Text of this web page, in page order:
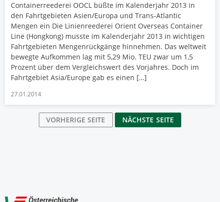
Containerreederei OOCL büßte im Kalenderjahr 2013 in
den Fahrtgebieten Asien/Europa und Trans-Atlantic
Mengen ein Die Linienreederei Orient Overseas Container
Line (Hongkong) musste im Kalenderjahr 2013 in wichtigen
Fahrtgebieten Mengenrückgänge hinnehmen. Das weltweit
bewegte Aufkommen lag mit 5,29 Mio. TEU zwar um 1,5
Prozent über dem Vergleichswert des Vorjahres. Doch im
Fahrtgebiet Asia/Europe gab es einen […]
27.01.2014
VORHERIGE SEITE NÄCHSTE SEITE